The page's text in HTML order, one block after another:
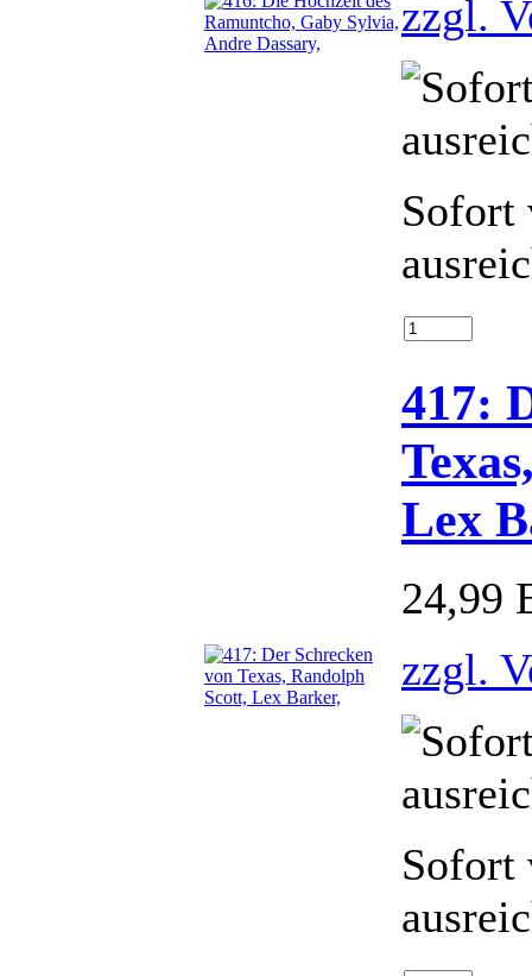
zzgl.
Sofort
417:
Lex
24,99
zzgl.
Sofort